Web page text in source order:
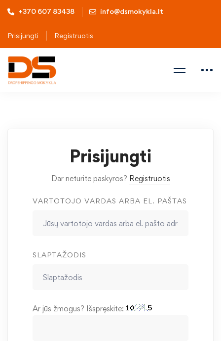
+370 607 83438 info@dsmokykla.lt
Prisijungti Registruotis
Prisijungti
Dar neturite paskyros? Registruotis
VARTOTOJO VARDAS ARBA EL. PAŠTAS
SLAPTAŽODIS
Ar jūs žmogus? Išspręskite: